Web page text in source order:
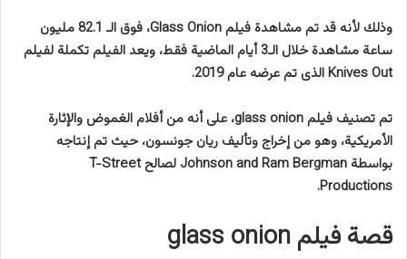
وذلك لأنه قد تم مشاهدة فيلم Glass Onion، فوق الـ 82.1 مليون
ساعة مشاهدة خلال الـ3 أيام الماضية فقط، ويعد الفيلم تكملة لفيلم
Knives Out الذى تم عرضه عام 2019.
تم تصنيف فيلم glass onion، على أنه من أفلام الغموض والإثارة
الأمريكية، وهو من إخراج وتأليف ريان جونسون، حيث تم إنتاجه
بواسطة Johnson and Ram Bergman لصالح T-Street
Productions.
قصة فيلم glass onion